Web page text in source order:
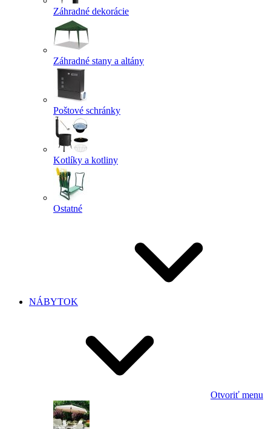
Záhradné dekorácie
Záhradné stany a altány
Poštové schránky
Kotlíky a kotliny
Ostatné
NÁBYTOK
Otvoriť menu